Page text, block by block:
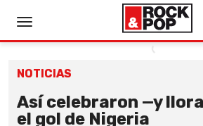
NOTICIAS
Así celebraron —y
el gol de Nigeria